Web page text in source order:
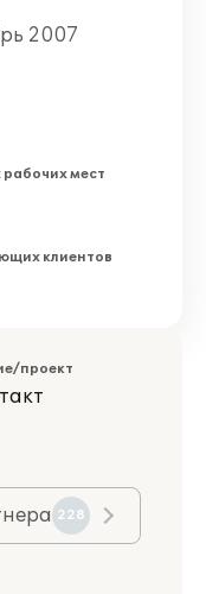
2007
мест
клиентов
проект
228